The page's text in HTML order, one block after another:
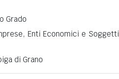
Grado
Enti Economici e Soggetti
di Grano